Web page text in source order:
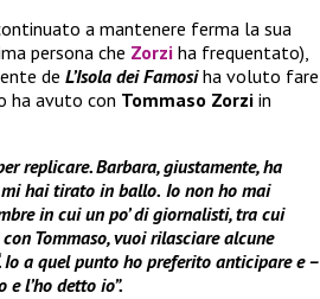
a mantenere ferma la sua
persona che Zorzi ha frequentato),
de L’Isola dei Famosiha voluto fare
ha avuto con Tommaso Zorzi in
replicare. Barbara, giustamente, ha
mi hai tirato in ballo. Io non ho mai
in cui un po’ di giornalisti, tra cui
Tommaso, vuoi rilasciare alcune
a quel punto ho preferito anticipare e –
l’ho detto io”.